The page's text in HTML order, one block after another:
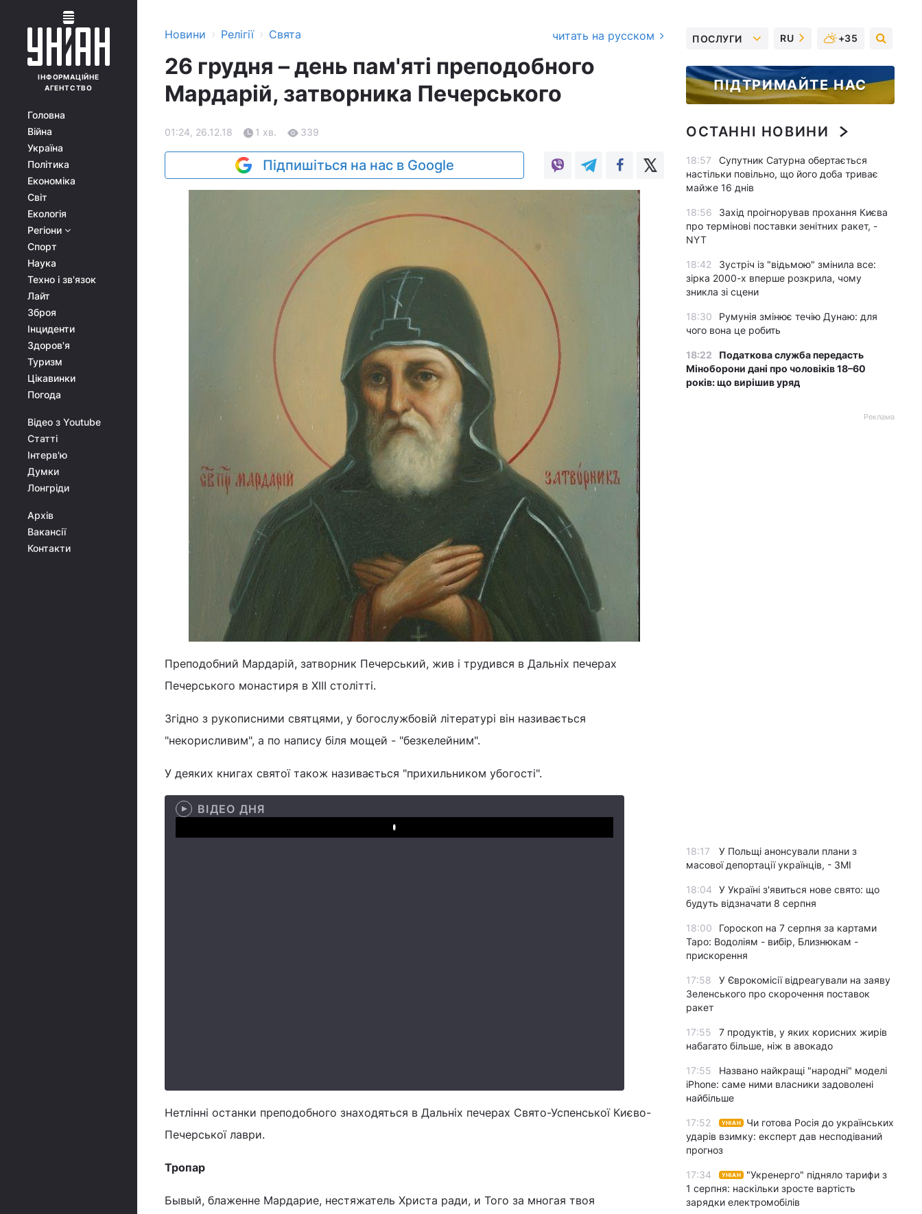
ІНФОРМАЦІЙНЕ
АГЕНТСТВО
Головна
Війна
Україна
Політика
Економіка
Світ
Екологія
Регіони
Спорт
Наука
Техно і зв'язок
Лайт
Зброя
Інциденти
Здоров'я
Туризм
Цікавинки
Погода
Відео з Youtube
Статті
Інтерв'ю
Думки
Лонгріди
Архів
Вакансії
Контакти
Новини › Релігії › Свята читать на русском
26 грудня – день пам'яті преподобного
Мардарій, затворника Печерського
01:24, 26.12.18 1 хв. 339
Підпишіться на нас в Google
Преподобний Мардарій, затворник Печерський, жив і трудився в Дальніх печерах
Печерського монастиря в XIII столітті.
Згідно з рукописними святцями, у богослужбовій літературі він називається
"некорисливим", а по напису біля мощей - "безкелейним".
У деяких книгах святої також називається "прихильником убогості".
ВІДЕО ДНЯ
Play
Нетлінні останки преподобного знаходяться в Дальніх печерах Свято-Успенської Києво-
Печерської лаври.
Тропар
Бывый, блаженне Мардарие, нестяжатель Христа ради, и Того за многая твоя
ПОСЛУГИ RU +35
ПІДТРИМАЙТЕ НАС
ОСТАННІ НОВИНИ
18:57
Супутник Сатурна обертається
настільки повільно, що його доба триває
майже 16 днів
18:56
Захід проігнорував прохання Києва
про термінові поставки зенітних ракет, -
NYT
18:42
Зустріч із "відьмою" змінила все:
зірка 2000-х вперше розкрила, чому
зникла зі сцени
18:30
Румунія змінює течію Дунаю: для
чого вона це робить
18:22
Податкова служба передасть
Міноборони дані про чоловіків 18–60
років: що вирішив уряд
Реклама
18:17
У Польщі анонсували плани з
масової депортації українців, - ЗМІ
18:04
У Україні з'явиться нове свято: що
будуть відзначати 8 серпня
18:00
Гороскоп на 7 серпня за картами
Таро: Водоліям - вибір, Близнюкам -
прискорення
17:58
У Єврокомісії відреагували на заяву
Зеленського про скорочення поставок
ракет
17:55
7 продуктів, у яких корисних жирів
набагато більше, ніж в авокадо
17:55
Названо найкращі "народні" моделі
iPhone: саме ними власники задоволені
найбільше
17:52 УНІАН
Чи готова Росія до українських
ударів взимку: експерт дав несподіваний
прогноз
17:34 УНІАН
"Укренерго" підняло тарифи з
1 серпня: наскільки зросте вартість
зарядки електромобілів